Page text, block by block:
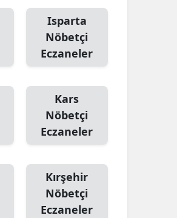
Şanlıurfa
Yozgat
Zonguldak
Aksaray
Bayburt
Karaman
Isparta
Nöbetçi
Eczaneler
Kars
Nöbetçi
Eczaneler
Kırşehir
Nöbetçi
Eczaneler